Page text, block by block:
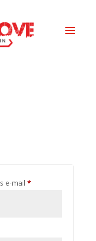
e-mail *Wymagane